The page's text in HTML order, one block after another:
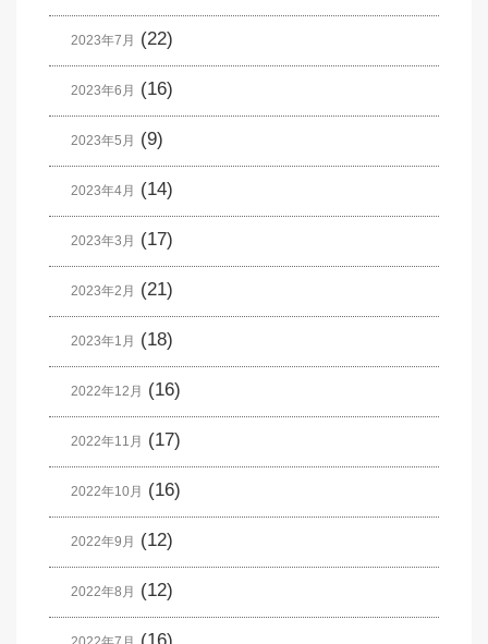
2023年7月 (22)
2023年6月 (16)
2023年5月 (9)
2023年4月 (14)
2023年3月 (17)
2023年2月 (21)
2023年1月 (18)
2022年12月 (16)
2022年11月 (17)
2022年10月 (16)
2022年9月 (12)
2022年8月 (12)
(16)